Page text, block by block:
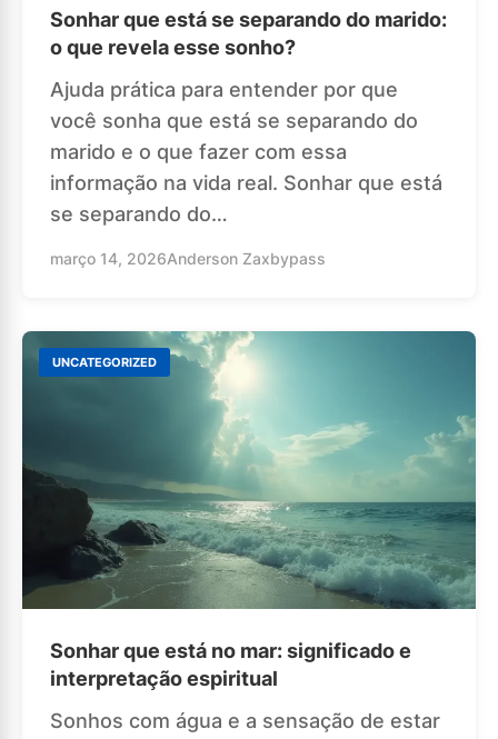
Sonhar que está se separando do marido:
o que revela esse sonho?
Ajuda prática para entender por que
você sonha que está se separando do
marido e o que fazer com essa
informação na vida real. Sonhar que está
se separando do…
março 14, 2026Anderson Zaxbypass
UNCATEGORIZED
Sonhar que está no mar: significado e
interpretação espiritual
Sonhos com água e a sensação de estar